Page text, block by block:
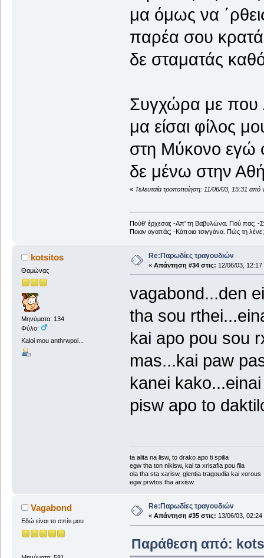
μα όμως να
παρέα σου
δε σταματάς
Συγχώρα με που
μα είσαι φίλος
στη Μύκονο εγώ
δε μένω στην
« Τελευταία τροποποίηση: 11/06/03, 15:31 από
Πούθ' έρχεσαι; -Απ' τη Βαβυλώνα. Πού πας; -
Ποιαν αγαπάς; -Κάποια τσιγγάνα. Πώς τη
kotsitos
Θαμώνας
Μηνύματα: 134
Φύλο:
Kaloi mou anthrwpoi...
Re:Παρωδίες τραγουδιών
« Απάντηση #34 στις: 12/06/03, 12:17
vagabond...den
tha sou
kai apo pou sou
mas...kai paw
kanei
pisw apo to
ta alita na lisw, to drako apo ti spilia
egw tha ton nikisw, kai ta xrisafia pou fila
ola tha sta xarisw, glentia tragoudia kai xorous
egw prwtos tha arxisw.
Vagabond
Εδώ είναι το σπίτι μου
Re:Παρωδίες τραγουδιών
« Απάντηση #35 στις: 13/06/03, 02:24
Παράθεση από: